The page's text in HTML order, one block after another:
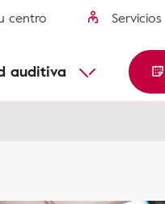
centro Servicios
auditiva